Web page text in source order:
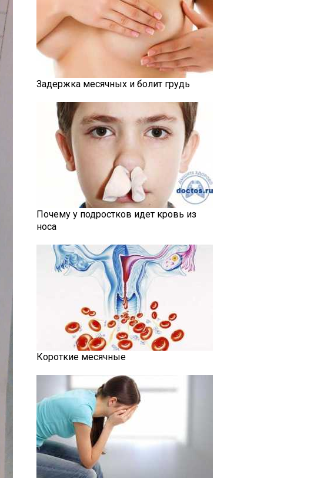
Задержка месячных и болит грудь
Почему у подростков идет кровь из
носа
Короткие месячные